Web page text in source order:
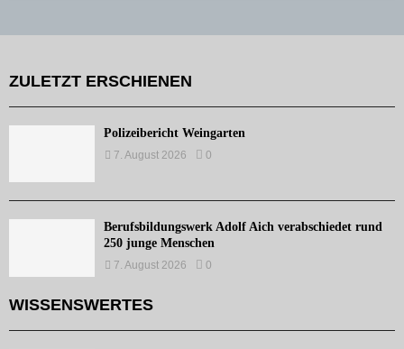
ZULETZT ERSCHIENEN
Polizeibericht Weingarten
7. August 2026 0
Berufsbildungswerk Adolf Aich verabschiedet rund
250 junge Menschen
7. August 2026 0
WISSENSWERTES